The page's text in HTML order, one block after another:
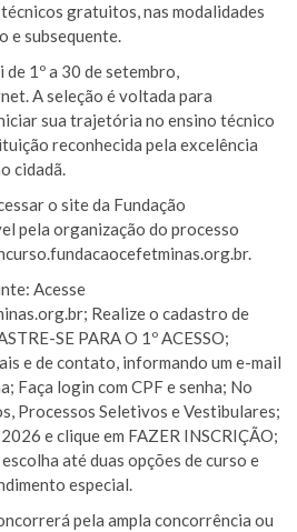
gratuitos, nas modalidades
e subsequente.
1º a 30 de setembro,
A seleção é voltada para
sua trajetória no ensino técnico
reconhecida pela excelência
cidadã.
o site da Fundação
pela organização do processo
Acesse
Realize o cadastro de
SE PARA O 1º ACESSO;
e de contato, informando um e-mail
Faça login com CPF e senha; No
Processos Seletivos e Vestibulares;
e clique em FAZER INSCRIÇÃO;
até duas opções de curso e
especial.
pela ampla concorrência ou